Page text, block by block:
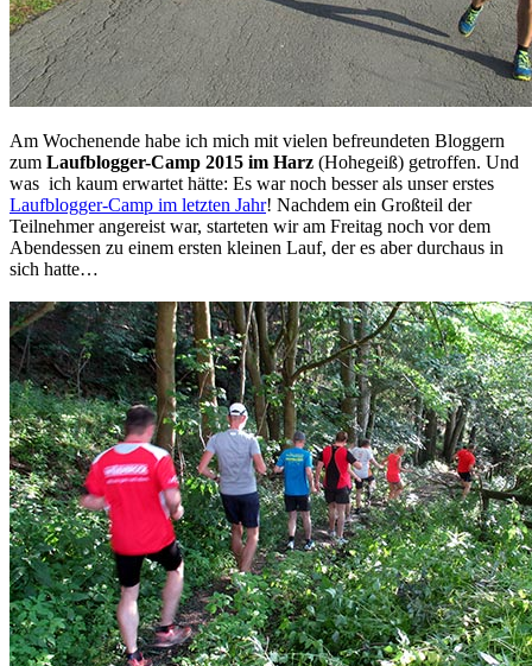
Am Wochenende habe ich mich mit vielen befreundeten Bloggern
zum Laufblogger-Camp 2015 im Harz (Hohegeiß) getroffen. Und
was ich kaum erwartet hätte: Es war noch besser als unser erstes
Laufblogger-Camp im letzten Jahr! Nachdem ein Großteil der
Teilnehmer angereist war, starteten wir am Freitag noch vor dem
Abendessen zu einem ersten kleinen Lauf, der es aber durchaus in
sich hatte…